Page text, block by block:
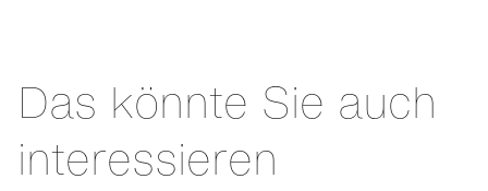
Das könnte Sie auch
interessieren